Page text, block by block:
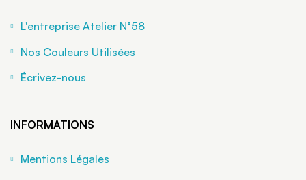
L'entreprise Atelier N°58
Nos Couleurs Utilisées
Écrivez-nous
INFORMATIONS
Mentions Légales